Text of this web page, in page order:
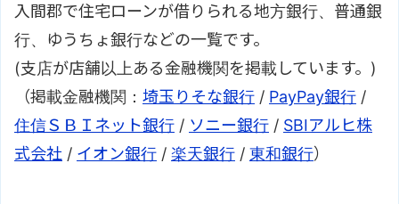
入間郡で住宅ローンが借りられる地方銀行、普通銀
行、ゆうちょ銀行などの一覧です。
(支店が店舗以上ある金融機関を掲載しています。)
（掲載金融機関： 埼玉りそな銀行 / PayPay銀行 /
住信ＳＢＩネット銀行 / ソニー銀行 / SBIアルヒ株
式会社 / イオン銀行 / 楽天銀行 / 東和銀行）